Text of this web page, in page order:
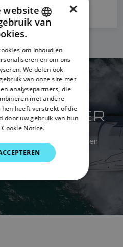
VERKOPER
netwerk van verkoop- en
ENGLISH
DANISH
ITALIAN
SWEDISH
GERMAN
DUTCH
SPANISH
NORWEGIAN
FINNISH
×
website
van
om inhoud en
en om ons
We delen ook
van onze site met
analysepartners, die
met andere
heeft verstrekt of die
door uw gebruik van hun
Cookie Notice.